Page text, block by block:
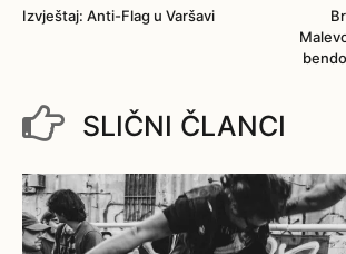
Izvještaj: Anti-Flag u Varšavi
SLIČNI ČLANCI